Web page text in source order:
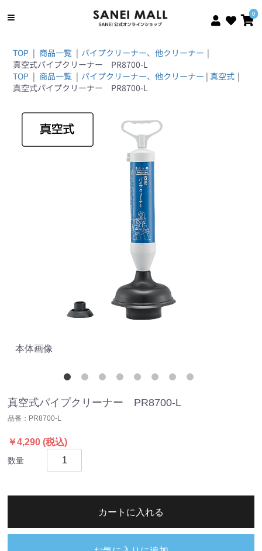
0
TOP | 商品一覧 | パイプクリーナー、他クリーナー |
真空式パイプクリーナー PR8700-L
TOP | 商品一覧 | パイプクリーナー、他クリーナー | 真空式 |
真空式パイプクリーナー PR8700-L
本体画像
真空式パイプクリーナー PR8700-L
品番： PR8700-L
￥4,290 (税込)
数量
カートに入れる